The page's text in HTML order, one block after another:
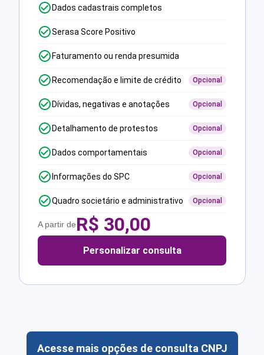
Dados cadastrais completos
Serasa Score Positivo
Faturamento ou renda presumida
Recomendação e limite de crédito Opcional
Dívidas, negativas e anotações Opcional
Detalhamento de protestos Opcional
Dados comportamentais Opcional
Informações do SPC Opcional
Quadro societário e administrativo Opcional
A partir deR$ 30,00
Personalizar consulta
Acesse mais opções de consulta CNPJ